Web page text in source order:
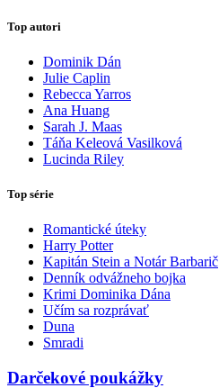
Top autori
Dominik Dán
Julie Caplin
Rebecca Yarros
Ana Huang
Sarah J. Maas
Táňa Keleová Vasilková
Lucinda Riley
Top série
Romantické úteky
Harry Potter
Kapitán Stein a Notár Barbarič
Denník odvážneho bojka
Krimi Dominika Dána
Učím sa rozprávať
Duna
Smradi
Darčekové poukážky